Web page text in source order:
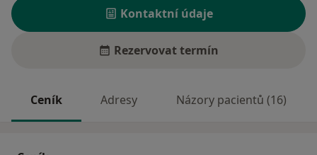
Kontaktní údaje
Rezervovat termín
Ceník Adresy Názory pacientů (16)